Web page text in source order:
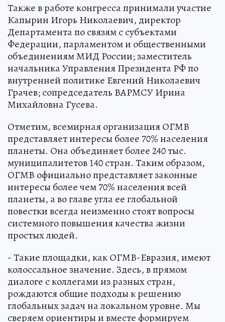
Также в работе конгресса принимали участие
Капырин Игорь Николаевич, директор
Департамента по связям с субъектами
Федерации, парламентом и общественными
объединениям МИД России; заместитель
начальника Управления Президента РФ по
внутренней политике Евгений Николаевич
Грачев; сопредседатель ВАРМСУ Ирина
Михайловна Гусева.
Отметим, всемирная организация ОГМВ
представляет интересы более 70% населения
планеты. Она объединяет более 240 тыс.
муниципалитетов 140 стран. Таким образом,
ОГМВ официально представляет законные
интересы более чем 70% населения всей
планеты, а во главе угла ее глобальной
повестки всегда неизменно стоят вопросы
системного повышения качества жизни
простых людей.
- Такие площадки, как ОГМВ-Евразия, имеют
колоссальное значение. Здесь, в прямом
диалоге с коллегами из разных стран,
рождаются общие подходы к решению
глобальных задач на локальном уровне. Мы
сверяем ориентиры и вместе формируем